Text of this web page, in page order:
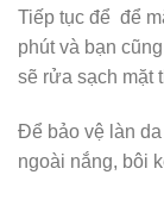
Tiếp tục để để
phút và bạn
sẽ rửa sạch mặt
Để bảo vệ làn
ngoài nắng, bôi